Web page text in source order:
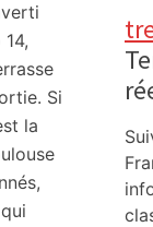
Si
la